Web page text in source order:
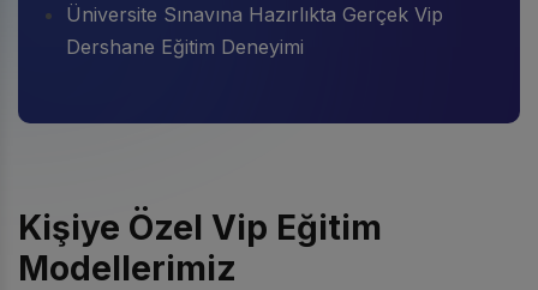
Üniversite Sınavına Hazırlıkta Gerçek Vip
Dershane Eğitim Deneyimi
Kişiye Özel Vip Eğitim
Modellerimiz